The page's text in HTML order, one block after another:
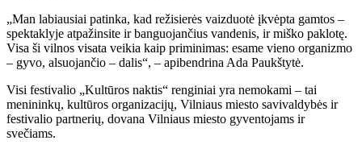
„Man labiausiai patinka, kad režisierės vaizduotė įkvėpta gamtos –
spektaklyje atpažinsite ir banguojančius vandenis, ir miško paklotę.
Visa ši vilnos visata veikia kaip priminimas: esame vieno organizmo
– gyvo, alsuojančio – dalis“, – apibendrina Ada Paukštytė.
Visi festivalio „Kultūros naktis“ renginiai yra nemokami – tai
menininkų, kultūros organizacijų, Vilniaus miesto savivaldybės ir
festivalio partnerių, dovana Vilniaus miesto gyventojams ir
svečiams.